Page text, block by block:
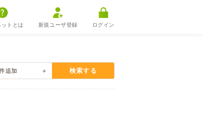
トとは 新規ユーザ登録 ログイン
追加 検索する